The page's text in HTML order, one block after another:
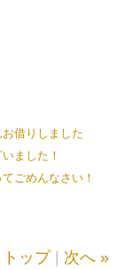
借りしました
ました！
ごめんなさい！
トップ 次へ »